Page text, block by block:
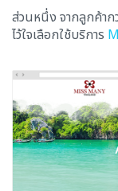
ส่วนหนึ่ง จากลูกค้าก
ไว้ใจเลือกใช้บริการ